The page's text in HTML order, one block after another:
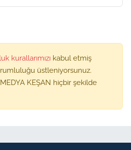
kurallarımızı kabul etmiş
üstleniyorsunuz.
KEŞAN hiçbir şekilde